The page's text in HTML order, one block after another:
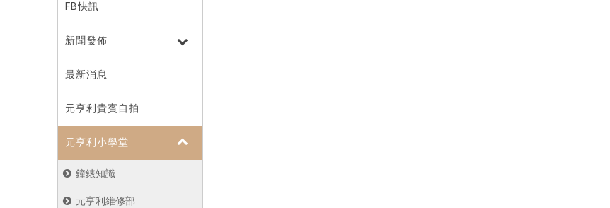
FB快訊
新聞發佈
最新消息
元亨利貴賓自拍
元亨利⼩學堂
鐘錶知識
元亨利維修部